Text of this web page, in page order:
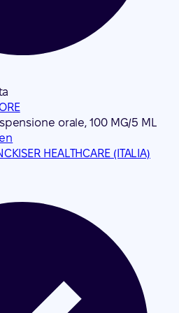
orale, 100 MG/5 ML
HEALTHCARE (ITALIA)